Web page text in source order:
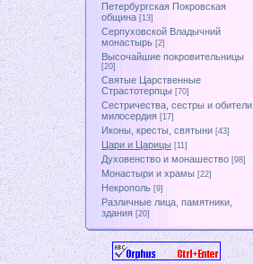
Петербургская Покровская
община [13]
Серпуховской Владычний
монастырь [2]
Высочайшие покровительницы
[20]
Святые Царственные
Страстотерпцы [70]
Сестричества, сестры и обители
милосердия [17]
Иконы, кресты, святыни [43]
Цари и Царицы [11]
Духовенство и монашество [98]
Монастыри и храмы [22]
Некрополь [9]
Различные лица, памятники,
здания [20]